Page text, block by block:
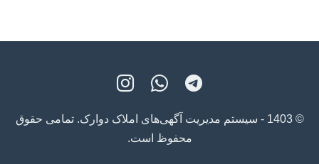
© 1403 - سیستم مدیریت آگهی‌های املاک دوارک. تمامی حقوق
محفوظ است.